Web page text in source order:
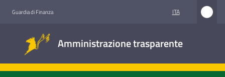
Guardia di Finanza ITA
Amministrazione trasparente
trasparente